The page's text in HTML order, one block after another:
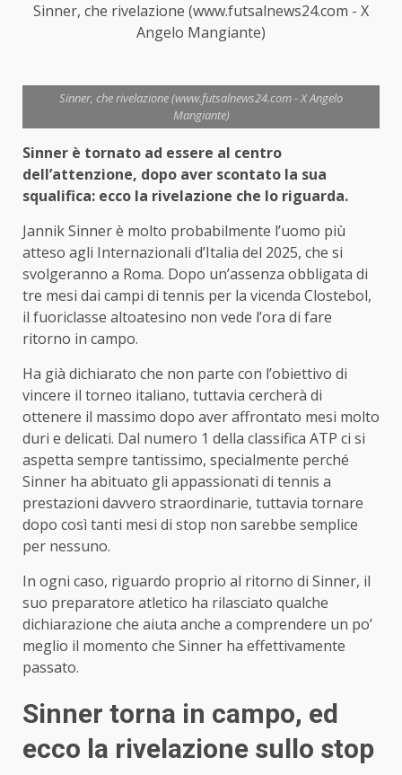
Sinner, che rivelazione (www.futsalnews24.com - X
Angelo Mangiante)
Sinner, che rivelazione (www.futsalnews24.com - X Angelo
Mangiante)
Sinner è tornato ad essere al centro
dell’attenzione, dopo aver scontato la sua
squalifica: ecco la rivelazione che lo riguarda.
Jannik Sinner è molto probabilmente l’uomo più
atteso agli Internazionali d’Italia del 2025, che si
svolgeranno a Roma. Dopo un’assenza obbligata di
tre mesi dai campi di tennis per la vicenda Clostebol,
il fuoriclasse altoatesino non vede l’ora di fare
ritorno in campo.
Ha già dichiarato che non parte con l’obiettivo di
vincere il torneo italiano, tuttavia cercherà di
ottenere il massimo dopo aver affrontato mesi molto
duri e delicati. Dal numero 1 della classifica ATP ci si
aspetta sempre tantissimo, specialmente perché
Sinner ha abituato gli appassionati di tennis a
prestazioni davvero straordinarie, tuttavia tornare
dopo così tanti mesi di stop non sarebbe semplice
per nessuno.
In ogni caso, riguardo proprio al ritorno di Sinner, il
suo preparatore atletico ha rilasciato qualche
dichiarazione che aiuta anche a comprendere un po’
meglio il momento che Sinner ha effettivamente
passato.
Sinner torna in campo, ed
ecco la rivelazione sullo stop